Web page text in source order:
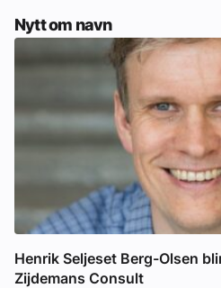
Nytt om navn
Henrik Seljeset Berg-Olsen
Zijdemans Consult